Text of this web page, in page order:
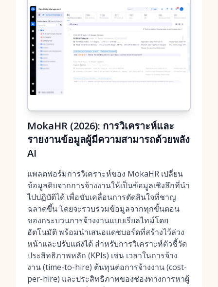
MokaHR (2026): การวิเคราะห์และ
รายงานข้อมูลผู้มีความสามารถด้วยพลัง
AI
แพลตฟอร์มการวิเคราะห์ของ MokaHR เปลี่ยน
ข้อมูลดิบจากการจ้างงานให้เป็นข้อมูลเชิงลึกที่นำ
ไปปฏิบัติได้ เพื่อขับเคลื่อนการตัดสินใจที่ชาญ
ฉลาดขึ้น โดยจะรวบรวมข้อมูลจากทุกขั้นตอน
ของกระบวนการจ้างงานแบบเรียลไทม์โดย
อัตโนมัติ พร้อมนำเสนอแดชบอร์ดที่สร้างไว้ล่วง
หน้าและปรับแต่งได้ สำหรับการวิเคราะห์ตัวชี้วัด
ประสิทธิภาพหลัก (KPIs) เช่น เวลาในการจ้าง
งาน (time-to-hire) ต้นทุนต่อการจ้างงาน (cost-
per-hire) และประสิทธิภาพของช่องทางการหาผู้